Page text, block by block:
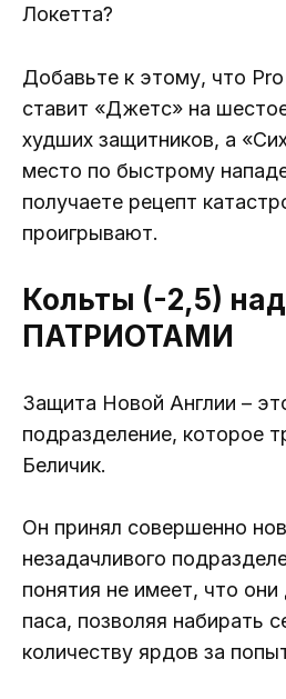
Локетта?
Добавьте к этому, что
ставит «Джетс» на
худших защитников, а
место по быстрому
получаете рецепт
проигрывают.
Кольты (-2,5) над
ПАТРИОТАМИ
Защита Новой Англии –
подразделение, которое
Беличик.
Он принял совершенно
незадачливого
понятия не имеет, что
паса, позволяя набирать
количеству ярдов за